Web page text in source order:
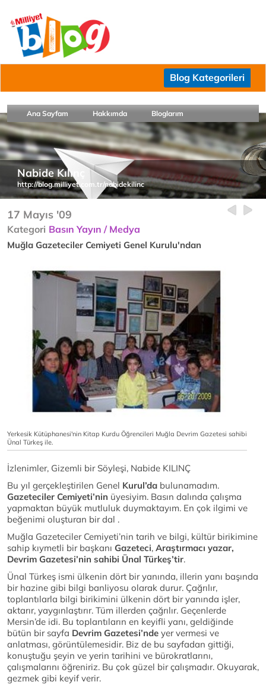
Blog Kategorileri
Ana Sayfam Hakkımda Bloglarım
Nabide Kılınç
http://blog.milliyet.com.tr/nabidekilinc
17 Mayıs '09
Kategori Basın Yayın / Medya
Muğla Gazeteciler Cemiyeti Genel Kurulu'ndan
Yerkesik Kütüphanesi'nin Kitap Kurdu Öğrencileri Muğla Devrim Gazetesi sahibi
Ünal Türkeş ile.
İzlenimler, Gizemli bir Söyleşi, Nabide KILINÇ
Bu yıl gerçekleştirilen Genel Kurul’da bulunamadım.
Gazeteciler Cemiyeti’nin üyesiyim. Basın dalında çalışma
yapmaktan büyük mutluluk duymaktayım. En çok ilgimi ve
beğenimi oluşturan bir dal .
Muğla Gazeteciler Cemiyeti’nin tarih ve bilgi, kültür birikimine
sahip kıymetli bir başkanı Gazeteci, Araştırmacı yazar,
Devrim Gazetesi’nin sahibi Ünal Türkeş’tir.
Ünal Türkeş ismi ülkenin dört bir yanında, illerin yanı başında
bir hazine gibi bilgi banliyosu olarak durur. Çağrılır,
toplantılarla bilgi birikimini ülkenin dört bir yanında işler,
aktarır, yaygınlaştırır. Tüm illerden çağrılır. Geçenlerde
Mersin’de idi. Bu toplantıların en keyifli yanı, geldiğinde
bütün bir sayfa Devrim Gazetesi’nde yer vermesi ve
anlatması, görüntülemesidir. Biz de bu sayfadan gittiği,
konuştuğu şeyin ve yerin tarihini ve bürokratlarını,
çalışmalarını öğreniriz. Bu çok güzel bir çalışmadır. Okuyarak,
gezmek gibi keyif verir.